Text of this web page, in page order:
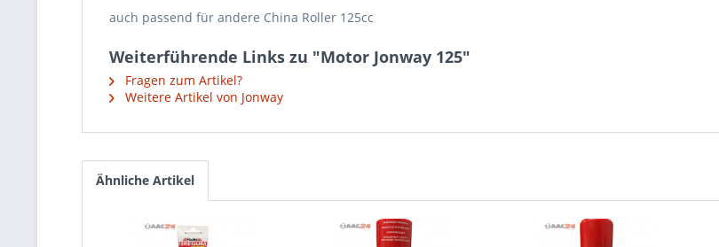
auch passend für andere China Roller 125cc
Weiterführende Links zu "Motor Jonway 125"
Fragen zum Artikel?
Weitere Artikel von Jonway
Ähnliche Artikel